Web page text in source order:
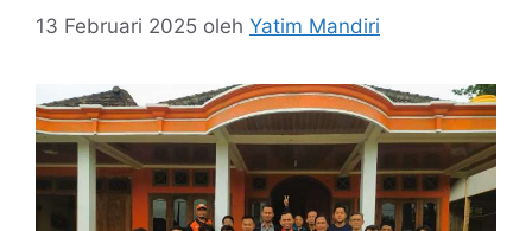
13 Februari 2025 oleh Yatim Mandiri